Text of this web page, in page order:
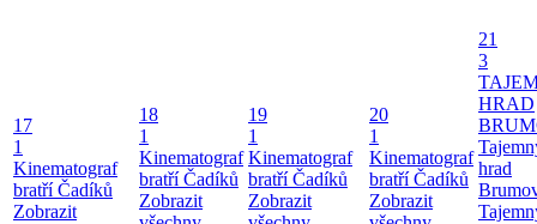
17
1
Kinematograf
bratří Čadíků
Zobrazit
18
1
Kinematograf
bratří Čadíků
Zobrazit
19
1
Kinematograf
bratří Čadíků
Zobrazit
20
1
Kinematograf
bratří Čadíků
Zobrazit
21
3
HRAD
hrad